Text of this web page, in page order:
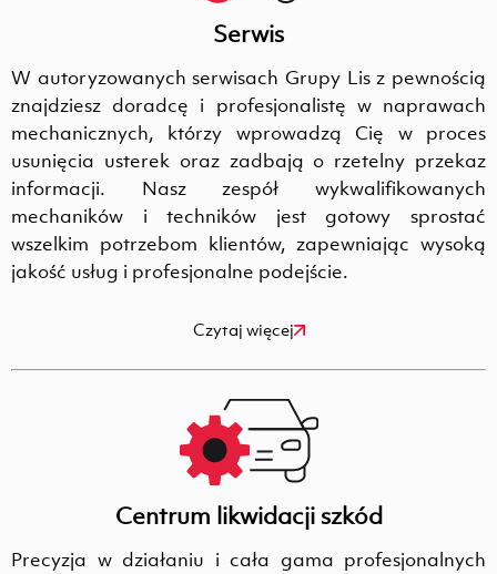
Serwis
W autoryzowanych serwisach Grupy Lis z pewnością
znajdziesz doradcę i profesjonalistę w naprawach
mechanicznych, którzy wprowadzą Cię w proces
usunięcia usterek oraz zadbają o rzetelny przekaz
informacji. Nasz zespół wykwalifikowanych
mechaników i techników jest gotowy sprostać
wszelkim potrzebom klientów, zapewniając wysoką
jakość usług i profesjonalne podejście.
Czytaj więcej
Centrum likwidacji szkód
Precyzja w działaniu i cała gama profesjonalnych